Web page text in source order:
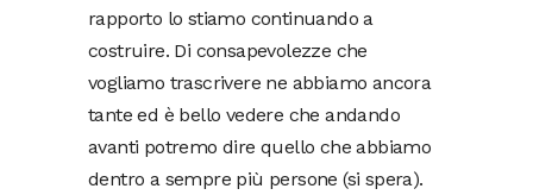
rapporto lo stiamo continuando a
costruire. Di consapevolezze che
vogliamo trascrivere ne abbiamo ancora
tante ed è bello vedere che andando
avanti potremo dire quello che abbiamo
dentro a sempre più persone (si spera).